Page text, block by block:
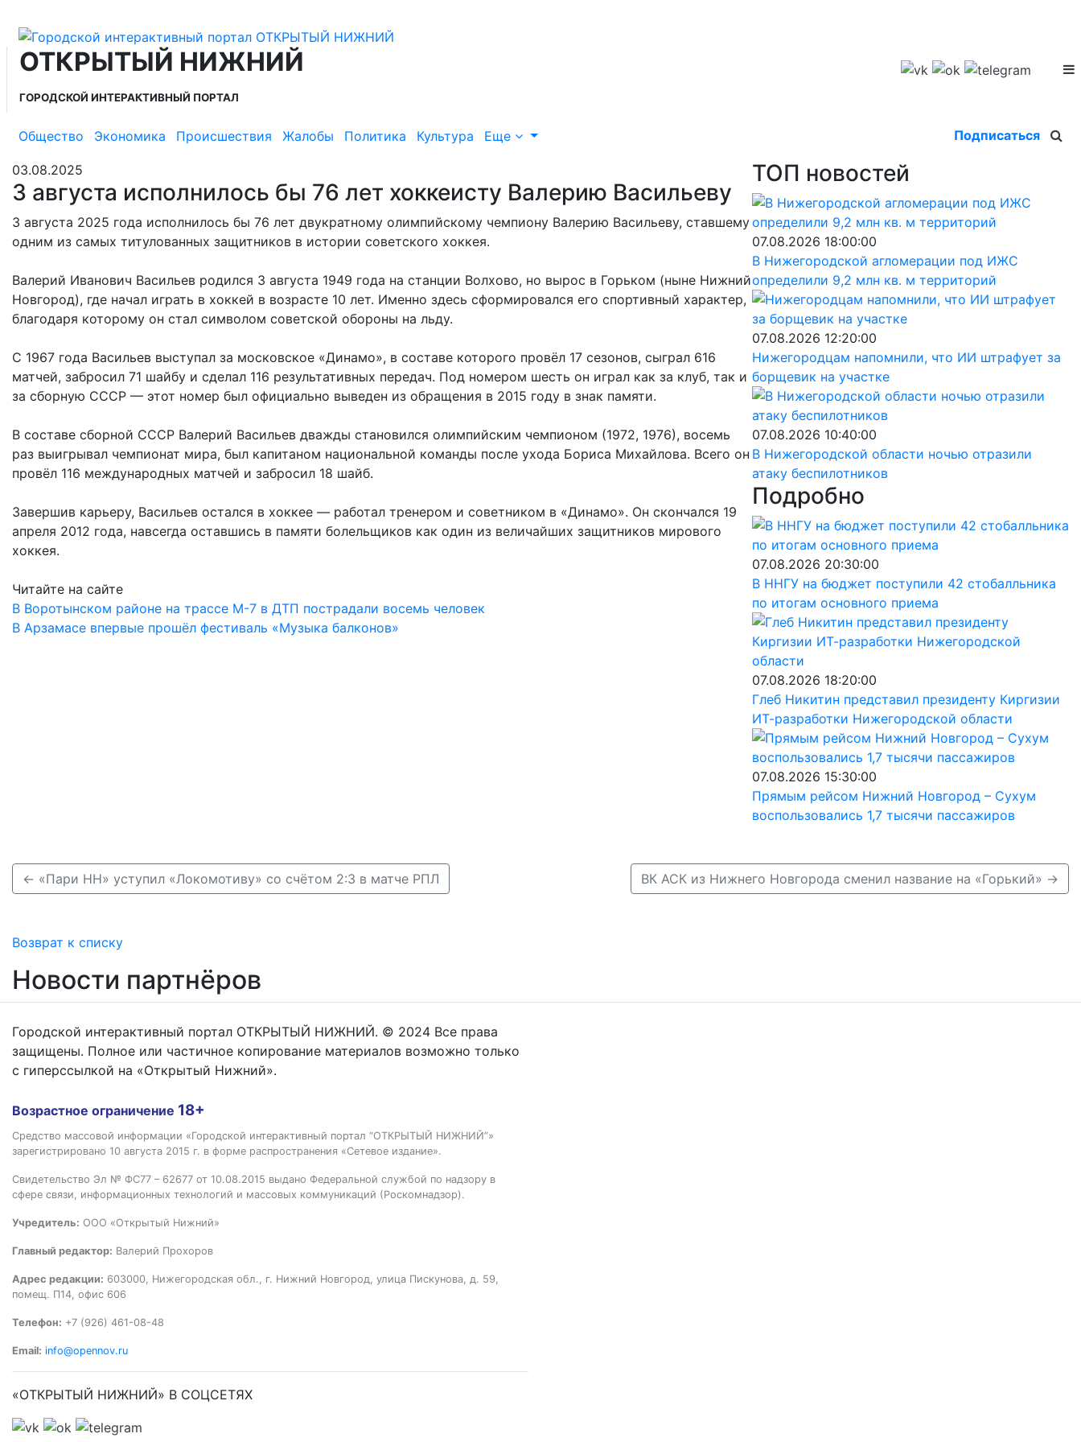
ОТКРЫТЫЙ НИЖНИЙ
ГОРОДСКОЙ ИНТЕРАКТИВНЫЙ ПОРТАЛ
Общество Экономика Происшествия Жалобы Политика Культура Еще Подписаться
03.08.2025
3 августа исполнилось бы 76 лет хоккеисту Валерию Васильеву
3 августа 2025 года исполнилось бы 76 лет двукратному олимпийскому чемпиону Валерию Васильеву, ставшему
одним из самых титулованных защитников в истории советского хоккея.
Валерий Иванович Васильев родился 3 августа 1949 года на станции Волхово, но вырос в Горьком (ныне Нижний
Новгород), где начал играть в хоккей в возрасте 10 лет. Именно здесь сформировался его спортивный характер,
благодаря которому он стал символом советской обороны на льду.
С 1967 года Васильев выступал за московское «Динамо», в составе которого провёл 17 сезонов, сыграл 616
матчей, забросил 71 шайбу и сделал 116 результативных передач. Под номером шесть он играл как за клуб, так и
за сборную СССР — этот номер был официально выведен из обращения в 2015 году в знак памяти.
В составе сборной СССР Валерий Васильев дважды становился олимпийским чемпионом (1972, 1976), восемь
раз выигрывал чемпионат мира, был капитаном национальной команды после ухода Бориса Михайлова. Всего он
провёл 116 международных матчей и забросил 18 шайб.
Завершив карьеру, Васильев остался в хоккее — работал тренером и советником в «Динамо». Он скончался 19
апреля 2012 года, навсегда оставшись в памяти болельщиков как один из величайших защитников мирового
хоккея.
Читайте на сайте
В Воротынском районе на трассе М-7 в ДТП пострадали восемь человек
В Арзамасе впервые прошёл фестиваль «Музыка балконов»
ТОП новостей
07.08.2026 18:00:00
В Нижегородской агломерации под ИЖС
определили 9,2 млн кв. м территорий
07.08.2026 12:20:00
Нижегородцам напомнили, что ИИ штрафует за
борщевик на участке
07.08.2026 10:40:00
В Нижегородской области ночью отразили
атаку беспилотников
Подробно
07.08.2026 20:30:00
В ННГУ на бюджет поступили 42 стобалльника
по итогам основного приема
07.08.2026 18:20:00
Глеб Никитин представил президенту Киргизии
ИТ-разработки Нижегородской области
07.08.2026 15:30:00
Прямым рейсом Нижний Новгород – Сухум
воспользовались 1,7 тысячи пассажиров
← «Пари НН» уступил «Локомотиву» со счётом 2:3 в матче РПЛ ВК АСК из Нижнего Новгорода сменил название на «Горький» →
Возврат к списку
Новости партнёров
Городской интерактивный портал ОТКРЫТЫЙ НИЖНИЙ. © 2024 Все права
защищены. Полное или частичное копирование материалов возможно только
с гиперссылкой на «Открытый Нижний».
Возрастное ограничение 18+
Средство массовой информации «Городской интерактивный портал “ОТКРЫТЫЙ НИЖНИЙ”»
зарегистрировано 10 августа 2015 г. в форме распространения «Сетевое издание».
Свидетельство Эл № ФС77 – 62677 от 10.08.2015 выдано Федеральной службой по надзору в
сфере связи, информационных технологий и массовых коммуникаций (Роскомнадзор).
Учредитель: ООО «Открытый Нижний»
Главный редактор: Валерий Прохоров
Адрес редакции: 603000, Нижегородская обл., г. Нижний Новгород, улица Пискунова, д. 59,
помещ. П14, офис 606
Телефон: +7 (926) 461-08-48
Email: info@opennov.ru
«ОТКРЫТЫЙ НИЖНИЙ» В СОЦСЕТЯХ